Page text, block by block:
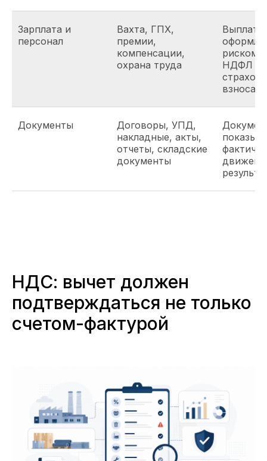
Зарплата и
персонал
Вахта, ГПХ,
премии,
компенсации,
охрана труда
Выплаты
риском
НДФЛ и
взносам
Документы
Договоры, УПД,
накладные, акты,
отчеты, складские
документы
НДС: вычет должен
подтверждаться не только
счетом-фактурой